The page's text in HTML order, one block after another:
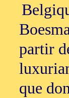
partir
que